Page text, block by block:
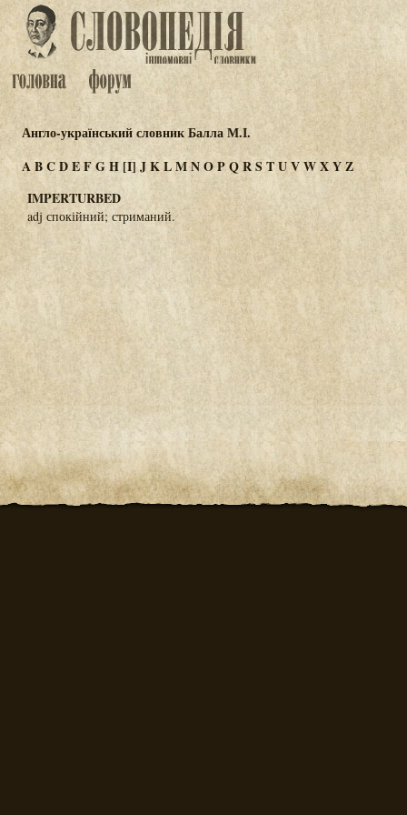
Англо-український словник Балла М.І.
ABCDEFGH[I] JKLMNOPQRSTUVWXYZ
IMPERTURBED
adj спокійний; стриманий.